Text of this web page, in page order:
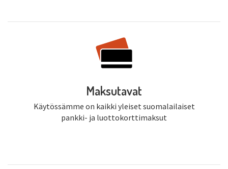
Maksutavat
Käytössämme on kaikki yleiset suomalailaiset
pankki- ja luottokorttimaksut